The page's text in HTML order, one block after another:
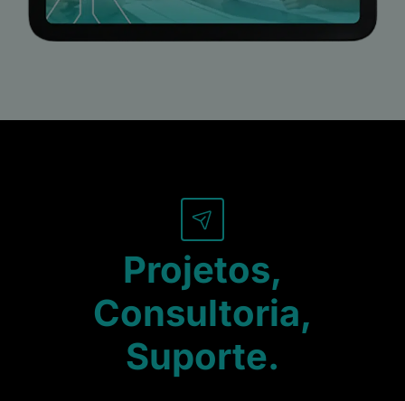
Projetos,
Consultoria,
Suporte.